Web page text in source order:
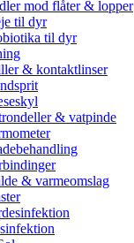
mod flåter & lopper
til dyr
til dyr
& kontaktlinser
& vatpinde
& varmeomslag